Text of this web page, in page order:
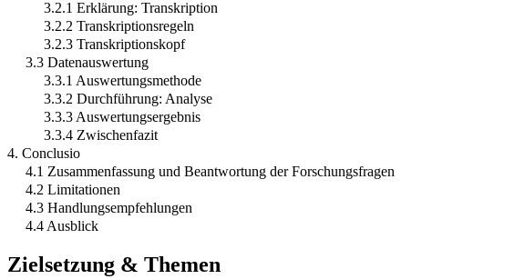
3.2.1 Erklärung: Transkription
3.2.2 Transkriptionsregeln
3.2.3 Transkriptionskopf
3.3 Datenauswertung
3.3.1 Auswertungsmethode
3.3.2 Durchführung: Analyse
3.3.3 Auswertungsergebnis
3.3.4 Zwischenfazit
4. Conclusio
4.1 Zusammenfassung und Beantwortung der Forschungsfragen
4.2 Limitationen
4.3 Handlungsempfehlungen
4.4 Ausblick
Zielsetzung & Themen